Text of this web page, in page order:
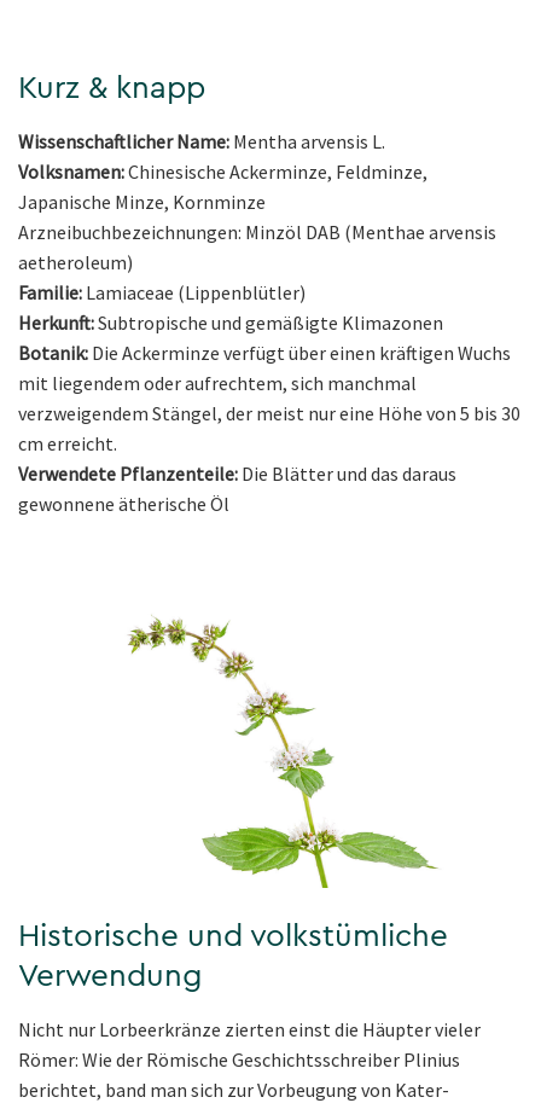
Kurz & knapp
Wissenschaftlicher Name: Mentha arvensis L.
Volksnamen:Chinesische Ackerminze, Feldminze,
Japanische Minze, Kornminze
Arzneibuchbezeichnungen: Minzöl DAB (Menthae arvensis
aetheroleum)
Familie: Lamiaceae (Lippenblütler)
Herkunft:Subtropische und gemäßigte Klimazonen
Botanik: Die Ackerminze verfügt über einen kräftigen Wuchs
mit liegendem oder aufrechtem, sich manchmal
verzweigendem Stängel, der meist nur eine Höhe von 5 bis 30
cm erreicht.
Verwendete Pflanzenteile: Die Blätter und das daraus
gewonnene ätherische Öl
Historische und volkstümliche
Verwendung
Nicht nur Lorbeerkränze zierten einst die Häupter vieler
Römer: Wie der Römische Geschichtsschreiber Plinius
berichtet, band man sich zur Vorbeugung von Kater-